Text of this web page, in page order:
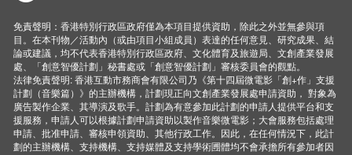
免責聲明：香港特別行政區政府僅為本項目提供資助，除此之外並無參與項
目。在本刊物／活動內（或由項目小組成員）表達的任何意見、研究成果、結
論或建議，均不代表香港特別行政區政府、文化體育及旅遊局、文創產業發展
處、「創意智優計劃」秘書處或「創意智優計劃」審核委員會的觀點。
法律免責聲明: 香港互動市務商會有限公司乃《第十四屆微電影「創+作」支援
計劃（音樂篇）》的主辦機構，計劃現正向文創產業發展處申請資助， 對象為
廣告製作企業、其導演及歌手。計劃為有意參加此計劃的申請人提供平台和支
援服務，申請人可以根據計劃申請資助以製作音樂微電影；大會服務包括處理
申請、批准申請、審核申領資助、其他行政工作。因此，在任何情況下，此計
劃的主辦機構、支持機構、支持媒體及支持學術圑體均不會承擔所有參加者因